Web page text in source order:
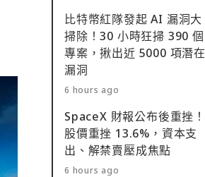
比特幣紅隊發起 AI 漏洞大
掃除！30 小時狂掃 390 個
專案，揪出近 5000 項潛在
漏洞
6 hours ago
SpaceX 財報公布後重挫！
股價重挫 13.6%，資本支
出、解禁賣壓成焦點
6 hours ago